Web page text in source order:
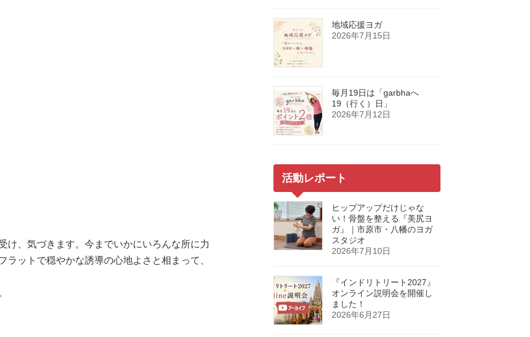
け、気づきます。今までいかにいろんな所に力
ットで穏やかな誘導の心地よさと相まって、
地域応援ヨガ
2026年7月15日
毎月19日は「garbhaへ
19（行く）日」
2026年7月12日
活動レポート
ヒップアップだけじゃな
い！骨盤を整える『美尻ヨ
ガ』｜市原市・八幡のヨガ
スタジオ
2026年7月10日
『インドリトリート2027』
オンライン説明会を開催し
ました！
2026年6月27日